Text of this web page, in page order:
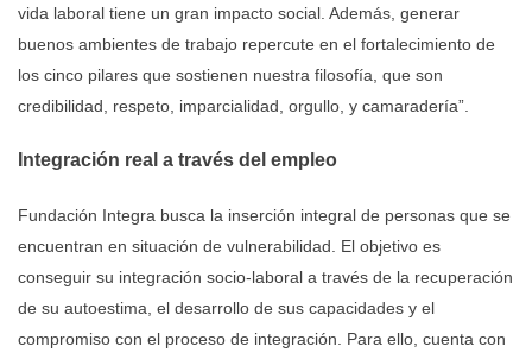
vida laboral tiene un gran impacto social. Además, generar
buenos ambientes de trabajo repercute en el fortalecimiento de
los cinco pilares que sostienen nuestra filosofía, que son
credibilidad, respeto, imparcialidad, orgullo, y camaradería”.
Integración real a través del empleo
Fundación Integra busca la inserción integral de personas que se
encuentran en situación de vulnerabilidad. El objetivo es
conseguir su integración socio-laboral a través de la recuperación
de su autoestima, el desarrollo de sus capacidades y el
compromiso con el proceso de integración. Para ello, cuenta con